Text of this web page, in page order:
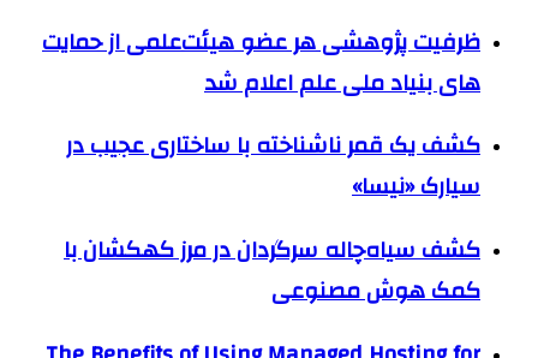
ظرفیت پژوهشی هر عضو هیئت‌علمی از حمایت
های بنیاد ملی علم اعلام شد
کشف یک قمر ناشناخته با ساختاری عجیب در
سیارک «نیسا»
کشف سیاه‌چاله سرگردان در مرز کهکشان با
کمک هوش مصنوعی